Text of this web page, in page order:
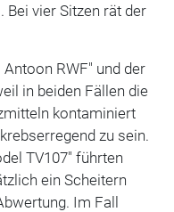
Bei vier Sitzen rät der
RWF" und der
in beiden Fällen die
kontaminiert
zu sein.
TV107" führten
ein Scheitern
Im Fall